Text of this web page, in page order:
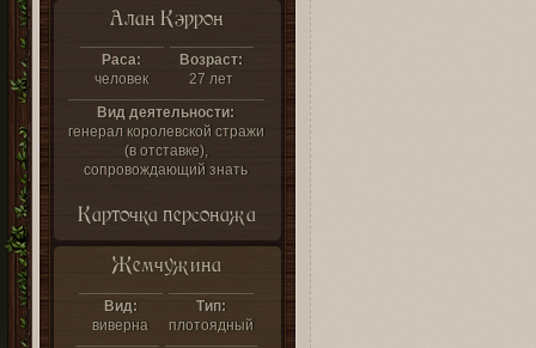
Алан Кэррон
Раса:
человек
Возраст:
27 лет
Вид деятельности:
генерал королевской стражи
(в отставке),
сопровождающий знать
Карточка персонажа
Жемчужина
Вид:
виверна
Тип:
плотоядный